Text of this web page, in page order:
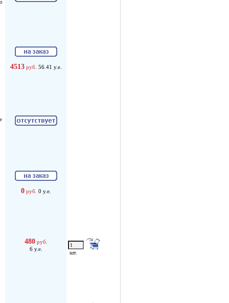
4513 руб. 56.41 у.е.
0 руб. 0 у.е.
480 руб.
6 у.е.
шт.